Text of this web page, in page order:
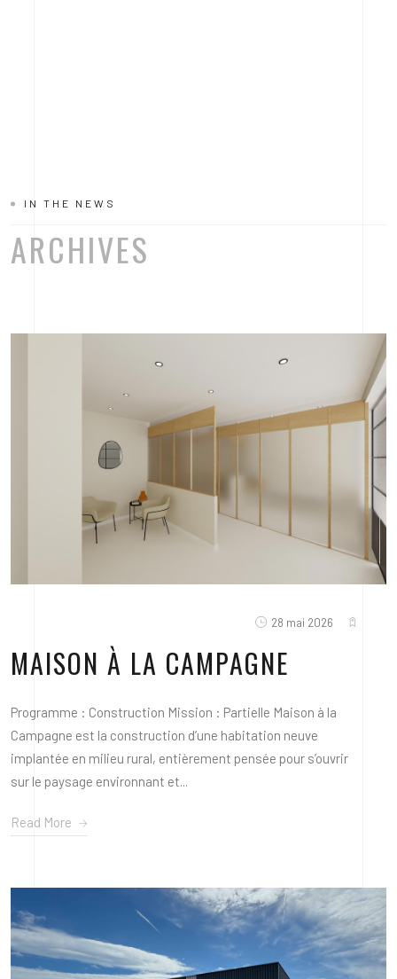
IN THE NEWS
ARCHIVES
28 mai 2026
MAISON À LA CAMPAGNE
Programme : Construction Mission : Partielle Maison à la
Campagne est la construction d’une habitation neuve
implantée en milieu rural, entièrement pensée pour s’ouvrir
sur le paysage environnant et...
Read More